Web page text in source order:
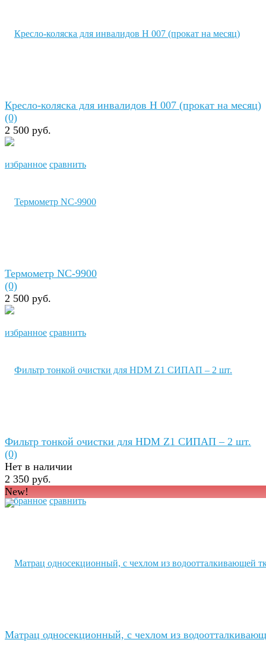
избранное сравнить
Кресло-коляска для инвалидов H 007 (прокат на месяц)
(0)
2 500 руб.
избранное сравнить
Термометр NC-9900
(0)
2 500 руб.
избранное сравнить
Фильтр тонкой очистки для HDM Z1 СИПАП – 2 шт.
(0)
Нет в наличии
2 350 руб.
New!
Матрац односекционный, с чехлом из